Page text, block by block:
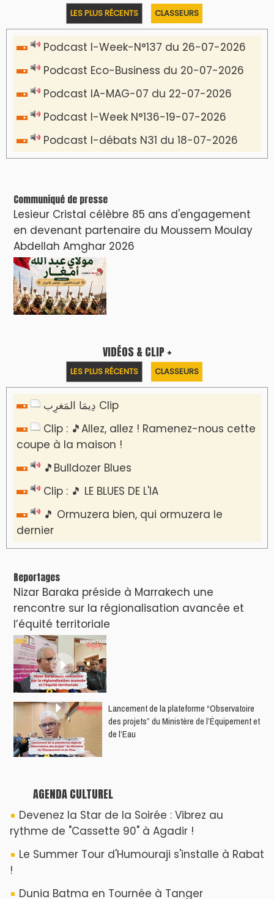
VIDÉOS & CLIP +
LES PLUS RÉCENTS CLASSEURS
Clip : 🎵Allez, allez ! Ramenez-nous cette
🎵Bulldozer Blues
Clip : 🎵 LE BLUES DE L'IA
🎵 Ormuzera bien, qui ormuzera le
dernier
Reportages
Nizar Baraka préside à Marrakech une
l’équité territoriale
​Lancement de la plateforme “Observatoire
des projets” du Ministère de l’Équipement et
AGENDA CULTUREL
Devenez la Star de la Soirée : Vibrez au
Le Summer Tour d'Humouraji s'installe à Rabat
Dunia Batma en Tournée à Tanger
Nacim Haddad en Concert à Tétouan – Ayta
World Tour 2026
Nacim Haddad débarque à Tanger : Le
Souffle du Nord s'éveille !
ABOUT US